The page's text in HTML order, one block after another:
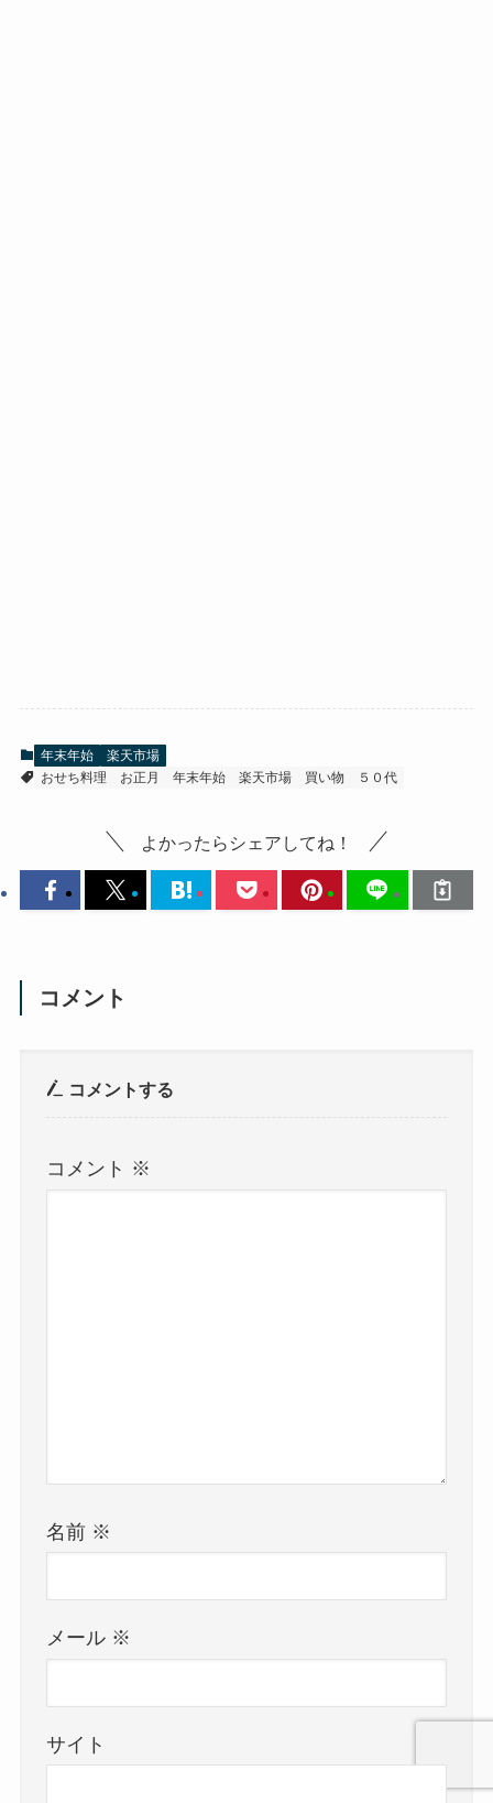
年末年始
楽天市場
おせち料理
お正月 年末年始 楽天市場 買い物 ５０代
よかったらシェアしてね！
コメント
コメントする
コメント ※
名前 ※
メール ※
サイト